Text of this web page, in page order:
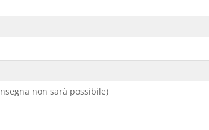
non sarà possibile)